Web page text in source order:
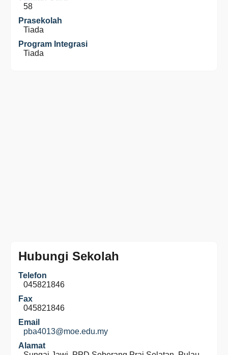
58
Prasekolah
Tiada
Program Integrasi
Tiada
Hubungi Sekolah
Telefon
045821846
Fax
045821846
Email
pba4013@moe.edu.my
Alamat